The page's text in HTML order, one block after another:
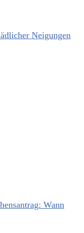
Neigungen
Wann